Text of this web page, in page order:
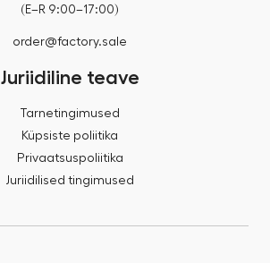
(E–R 9:00–17:00)
order@factory.sale
Juriidiline teave
Tarnetingimused
Küpsiste poliitika
Privaatsuspoliitika
Juriidilised tingimused